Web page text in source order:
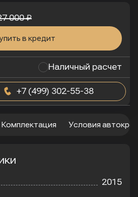
000 ₽
в кредит
Наличный расчет
+7 (499) 302-55-38
Комплектация Условия
2015